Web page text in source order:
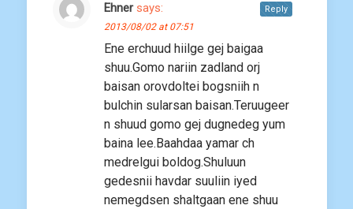
Ehner says:
2013/08/02 at 07:51
Ene erchuud hiilge gej baigaa
shuu.Gomo nariin zadland orj
baisan orovdoltei bogsniih n
bulchin sularsan baisan.Teruugeer
n shuud gomo gej dugnedeg yum
baina lee.Baahdaa yamar ch
medrelgui boldog.Shuluun
gedesnii havdar suuliin iyed
nemegdsen shaltgaan ene shuu
Reply